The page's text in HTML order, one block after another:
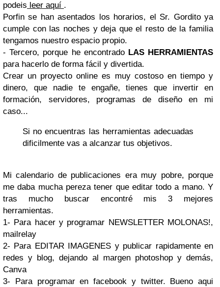
podeis leer aquí .
Porfin se han asentados los horarios, el Sr. Gordito ya
cumple con las noches y deja que el resto de la familia
tengamos nuestro espacio propio.
- Tercero, porque he encontrado LAS HERRAMIENTAS
para hacerlo de forma fácil y divertida.
Crear un proyecto online es muy costoso en tiempo y
dinero, que nadie te engañe, tienes que invertir en
formación, servidores, programas de diseño en mi
caso...
Si no encuentras las herramientas adecuadas
dificilmente vas a alcanzar tus objetivos.
Mi calendario de publicaciones era muy pobre, porque
me daba mucha pereza tener que editar todo a mano. Y
tras mucho buscar encontré mis 3 mejores
herramientas.
1- Para hacer y programar NEWSLETTER MOLONAS!,
mailrelay
2- Para EDITAR IMAGENES y publicar rapidamente en
redes y blog, dejando al margen photoshop y demás,
Canva
3- Para programar en facebook y twitter. Bueno aqui